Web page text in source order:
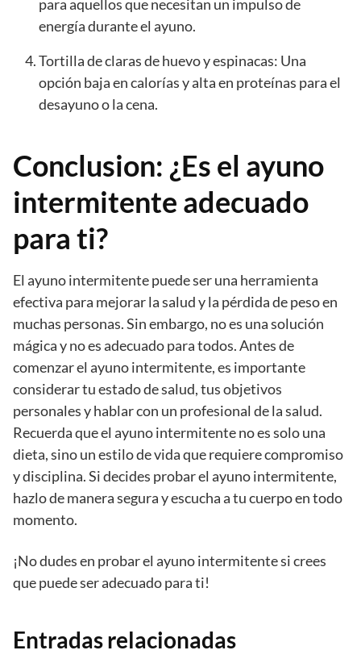
para aquellos que necesitan un impulso de
energía durante el ayuno.
Tortilla de claras de huevo y espinacas: Una
opción baja en calorías y alta en proteínas para el
desayuno o la cena.
Conclusion: ¿Es el ayuno
intermitente adecuado
para ti?
El ayuno intermitente puede ser una herramienta
efectiva para mejorar la salud y la pérdida de peso en
muchas personas. Sin embargo, no es una solución
mágica y no es adecuado para todos. Antes de
comenzar el ayuno intermitente, es importante
considerar tu estado de salud, tus objetivos
personales y hablar con un profesional de la salud.
Recuerda que el ayuno intermitente no es solo una
dieta, sino un estilo de vida que requiere compromiso
y disciplina. Si decides probar el ayuno intermitente,
hazlo de manera segura y escucha a tu cuerpo en todo
momento.
¡No dudes en probar el ayuno intermitente si crees
que puede ser adecuado para ti!
Entradas relacionadas